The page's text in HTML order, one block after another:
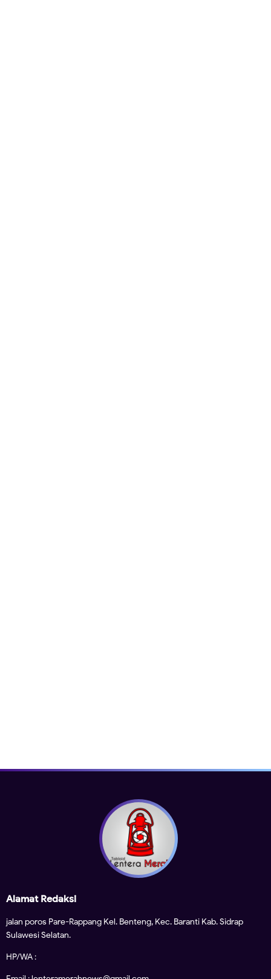
Alamat Redaksi
jalan poros Pare-Rappang Kel. Benteng, Kec. Baranti Kab. Sidrap
Sulawesi Selatan.
HP/WA :